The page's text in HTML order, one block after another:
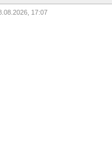
17:07